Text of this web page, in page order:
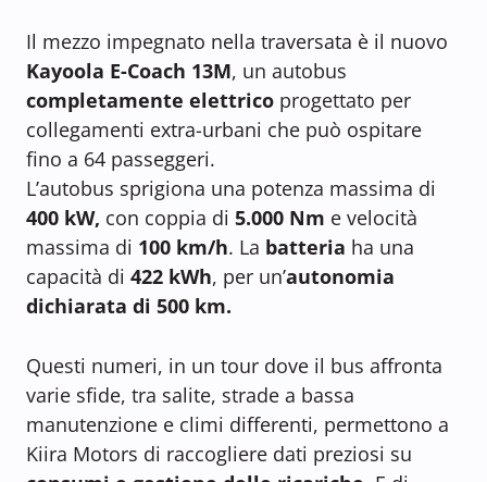
Il mezzo impegnato nella traversata è il nuovo
Kayoola E-Coach 13M, un autobus
completamente elettrico progettato per
collegamenti extra-urbani che può ospitare
fino a 64 passeggeri.
L’autobus sprigiona una potenza massima di
400 kW, con coppia di 5.000 Nm e velocità
massima di 100 km/h. La batteria ha una
capacità di 422 kWh, per un’autonomia
dichiarata di 500 km.
Questi numeri, in un tour dove il bus affronta
varie sfide, tra salite, strade a bassa
manutenzione e climi differenti, permettono a
Kiira Motors di raccogliere dati preziosi su